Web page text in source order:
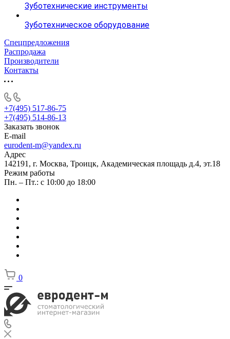
Зуботехнические инструменты
Зуботехническое оборудование
Спецпредложения
Распродажа
Производители
Контакты
+7(495) 517-86-75
+7(495) 514-86-13
Заказать звонок
E-mail
eurodent-m@yandex.ru
Адрес
142191, г. Москва, Троицк, Академическая площадь д.4, эт.18
Режим работы
Пн. – Пт.: с 10:00 до 18:00
0